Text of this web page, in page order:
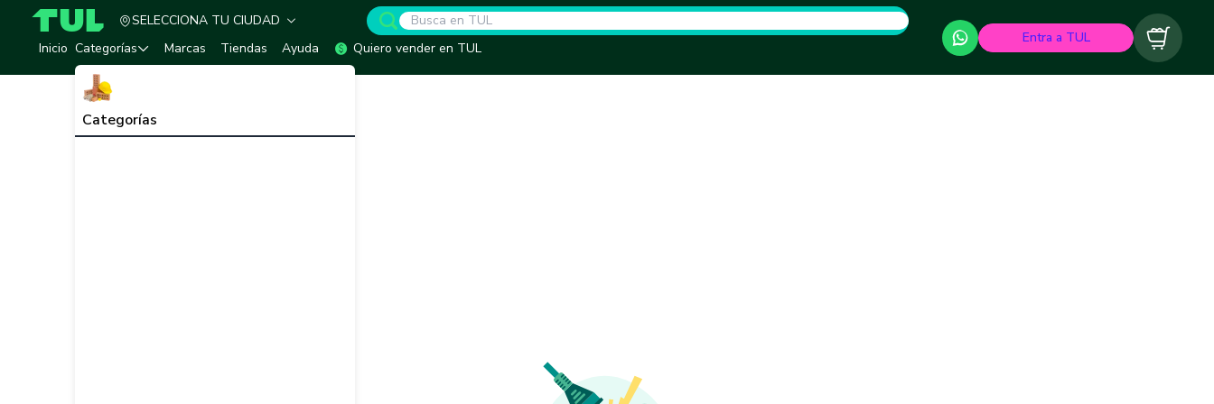
TUL - Tu Marketplace de Construcción
SELECCIONA TU CIUDAD
Inicio Categorías
Categorías
Marcas Tiendas Ayuda Quiero vender en TUL
Entra a TUL Carrito